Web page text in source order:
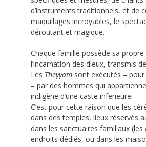
d’instruments traditionnels, et de
maquillages incroyables, le
déroutant et magique.
Chaque famille possède sa
l’incarnation des dieux, transmis
Les Theyyam sont exécutés – pour
– par des hommes qui
indigène d’une caste inferieure.
C’est pour cette raison que les
dans des temples, lieux réservés
dans les sanctuaires familiaux (les
endroits dédiés, ou dans les